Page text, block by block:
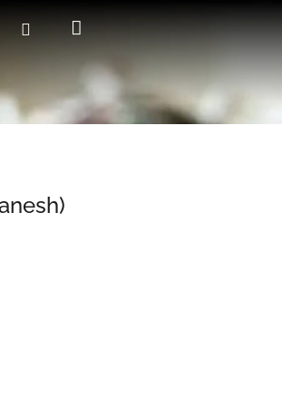
Bejelentkezés
Kosár